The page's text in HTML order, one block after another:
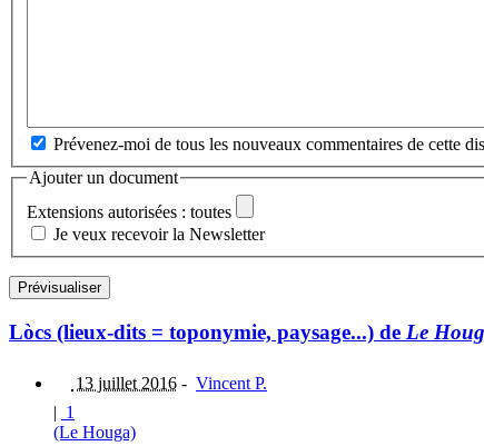
Prévenez-moi de tous les nouveaux commentaires de cette
Ajouter un document
Extensions autorisées : toutes
Je veux recevoir la Newsletter
Lòcs (lieux-dits = toponymie, paysage...) de Le
13 juillet 2016 - Vincent P.
| 1
(Le Houga)